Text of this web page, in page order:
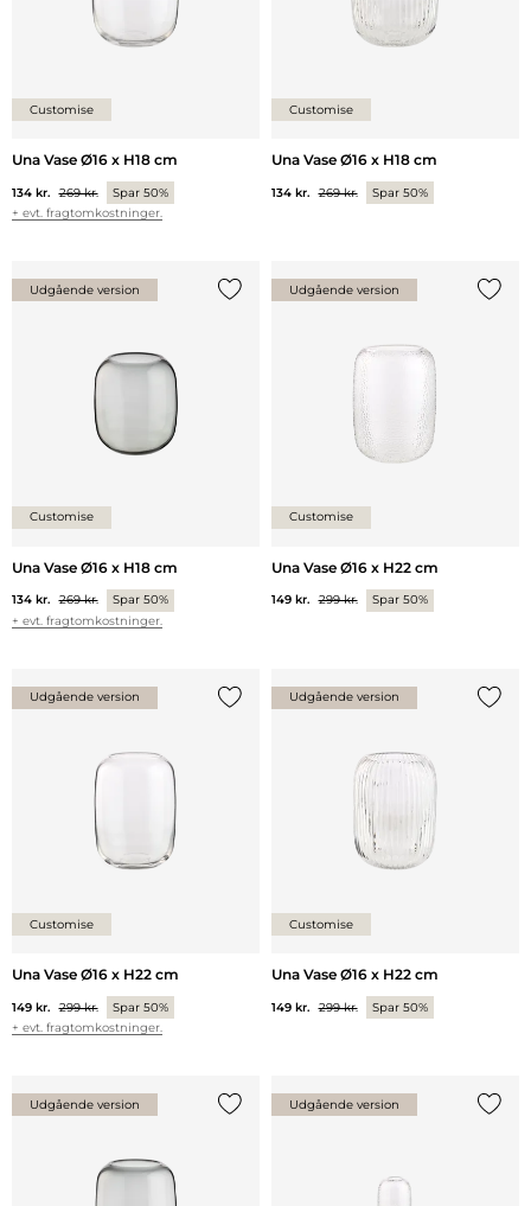
Customise
Una Vase Ø16 x H18 cm
134 kr. 269 kr.
Spar 50%
+ evt. fragtomkostninger.
Customise
Una Vase Ø16 x H18 cm
134 kr. 269 kr. Spar 50%
Udgående version
Customise
Una Vase Ø16 x H18 cm
134 kr. 269 kr.
Spar 50%
+ evt. fragtomkostninger.
Udgående version
Customise
Una Vase Ø16 x H22 cm
149 kr. 299 kr. Spar 50%
Udgående version
Customise
Una Vase Ø16 x H22 cm
149 kr. 299 kr.
Spar 50%
+ evt. fragtomkostninger.
Udgående version
Customise
Una Vase Ø16 x H22 cm
149 kr. 299 kr. Spar 50%
Udgående version Udgående version